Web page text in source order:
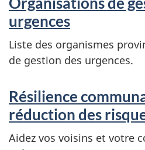
urgences
Liste des organismes
de gestion des urgences.
Résilience
réduction des
Aidez vos voisins et votre